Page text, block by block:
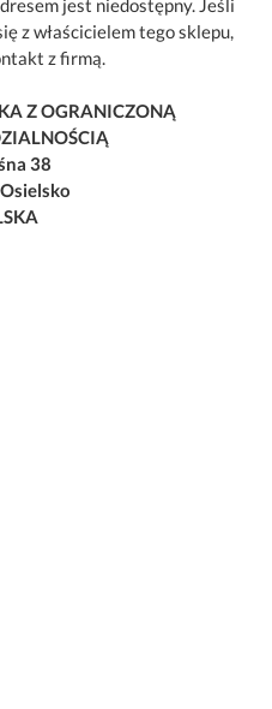
jest niedostępny. Jeśli
z właścicielem tego sklepu,
z firmą.
Z OGRANICZONĄ
38